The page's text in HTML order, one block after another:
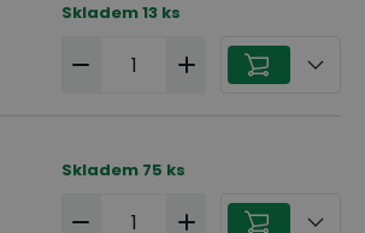
Skladem13 ks
Skladem 75 ks